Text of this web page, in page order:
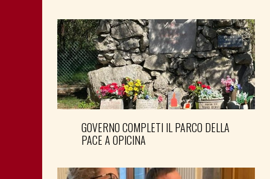
GOVERNO COMPLETI IL PARCO DELLA
PACE A OPICINA